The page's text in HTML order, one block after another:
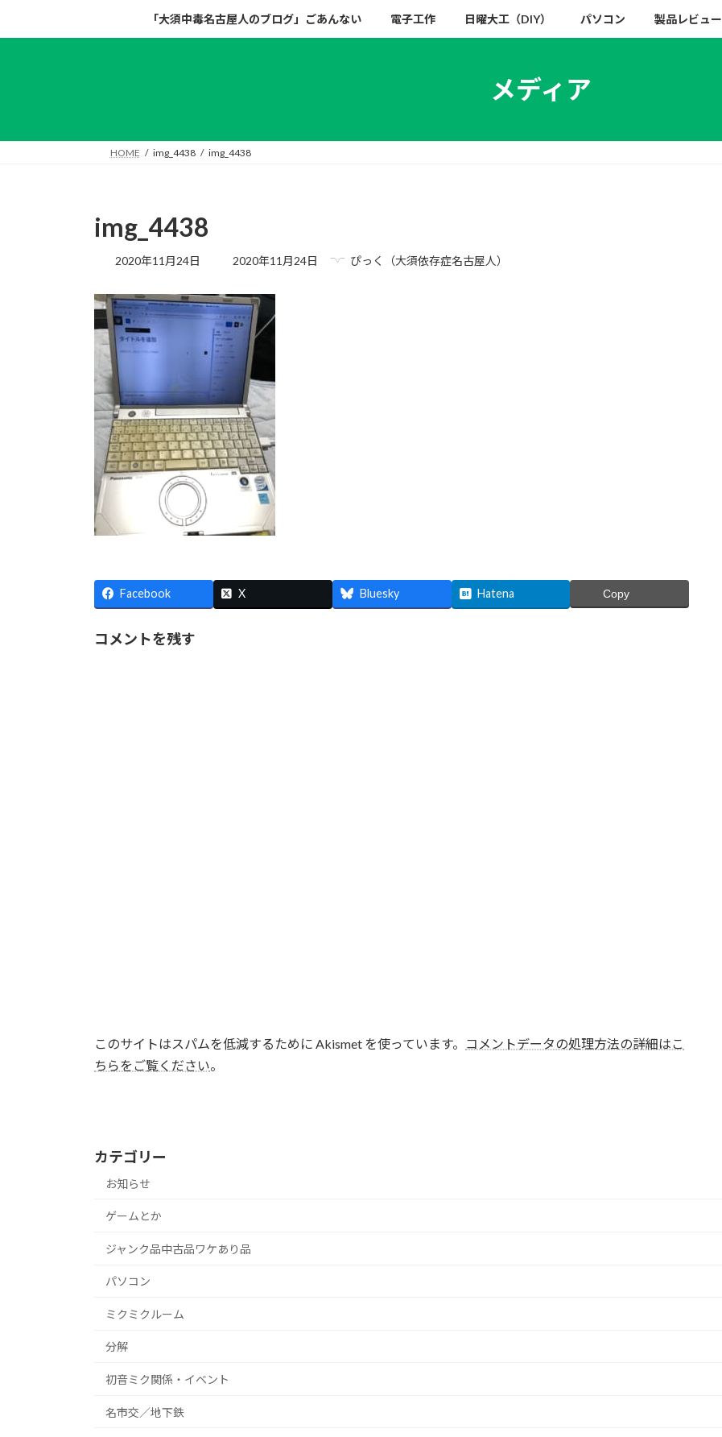
キ
に
「大須中毒名古屋人のブログ」ごあんない 電子工作 日曜大工（DIY） パソコン 製品レビュー
メディア
HOME img_4438 img_4438
img_4438
2020年11月24日
最
更
新
日
時
:
2020年11月24日 ぴっく（大須依存症名古屋人）
Facebook X Bluesky Hatena Copy
コメントを残す
このサイトはスパムを低減するために Akismet を使っています。
コメントデータの処理方法の詳細はこ
ちらをご覧ください。
カテゴリー
お知らせ
ゲームとか
ジャンク品中古品ワケあり品
パソコン
ミクミクルーム
分解
初音ミク関係・イベント
名市交／地下鉄